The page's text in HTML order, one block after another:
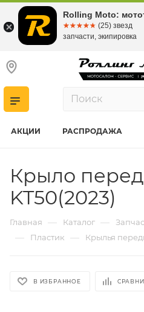
АКЦИИ РАСПРОДАЖА
Крыло
KT50(2023)
Главная — Каталог —
— Пластик — Крылья
В ИЗБРАННОЕ
Rolling Moto:
☆☆☆☆☆
★★★★★ (25) звезд
запчасти, экипировка